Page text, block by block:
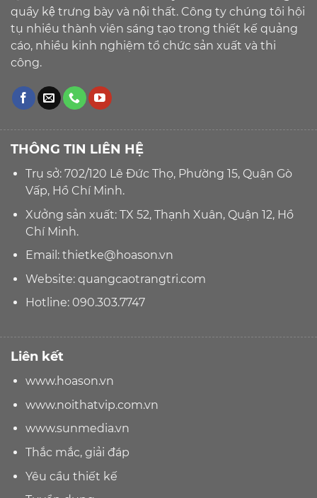
quầy kệ trưng bày và nội thất. Công ty chúng tôi hội
tụ nhiều thành viên sáng tạo trong thiết kế quảng
cáo, nhiều kinh nghiệm tổ chức sản xuất và thi
công.
THÔNG TIN LIÊN HỆ
Trụ sở: 702/120 Lê Đức Thọ, Phường 15, Quận Gò
Vấp, Hồ Chí Minh.
Xưởng sản xuất: TX 52, Thạnh Xuân, Quận 12, Hồ
Chí Minh.
Email: thietke@hoason.vn
Website:quangcaotrangtri.com
Hotline: 090.303.7747
Liên kết
www.hoason.vn
www.noithatvip.com.vn
www.sunmedia.vn
Thắc mắc, giải đáp
Yêu cầu thiết kế